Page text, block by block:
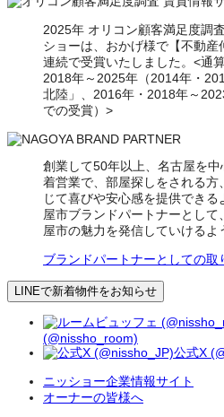
2025年 オリコン顧客満足度調
ショーは、おかげ様で【不動
連続で受賞いたしました。<通
2018年～2025年（2014年・
北陸」、2016年・2018年～
での受賞）>
創業して50年以上、名古屋を
着営業で、部屋探しをされる
じて喜びや安心感を提供でき
屋市ブランドパートナーとし
屋市の魅力を発信していけるよ
ブランドパートナーとしての取
LINEで新着物件をお知らせ
(@nissho_room)
公式X
ニッショー企業情報サイト
オーナーの皆様へ